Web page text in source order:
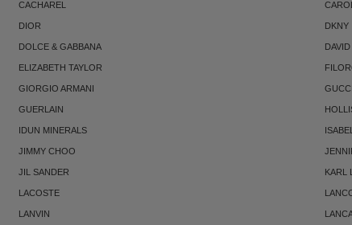
CACHAREL
DIOR DKNY
DOLCE & GABBANA
ELIZABETH TAYLOR
GIORGIO ARMANI GUCCI
GUERLAIN
IDUN MINERALS
JIMMY CHOO
JIL SANDER KARL
LACOSTE
LANVIN